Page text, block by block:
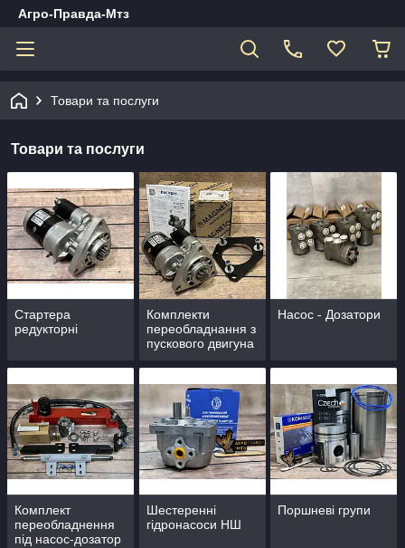
Агро-Правда-Мтз
Товари та послуги
Товари та послуги
Стартера
редукторні
Комплекти
переобладнання з
пускового двигуна
Насос - Дозатори
Комплект
переобладнення
під насос-дозатор
Шестеренні
гідронасоси НШ
Поршневі групи